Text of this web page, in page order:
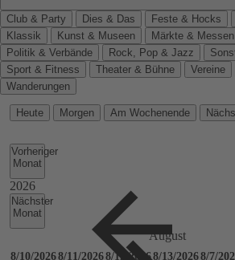
Club & Party Dies & Das Feste & Hocks
Klassik
Kunst & Museen Märkte & Messen
Politik & Verbände
Rock, Pop & Jazz
Sport & Fitness
Theater & Bühne Vereine
Wanderungen
Heute Morgen Am Wochenende
Vorheriger
Monat
Nächster
Monat